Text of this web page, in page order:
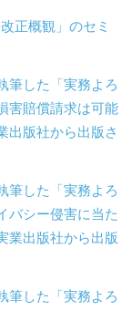
正概観」のセミ
筆した「実務よろ
害賠償請求は可能
出版社から出版さ
筆した「実務よろ
バシー侵害に当た
業出版社から出版
筆した「実務よろ